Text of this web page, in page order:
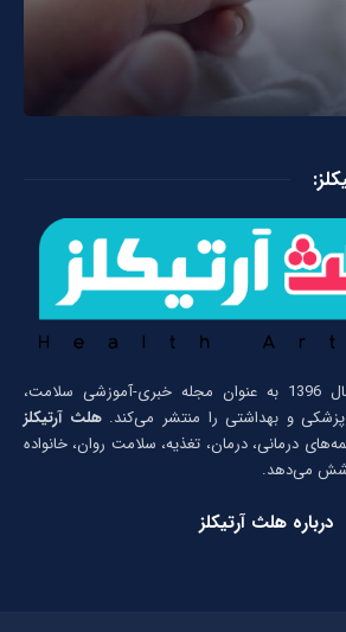
از سال 1396 به عنوان مجله خبری-آموزشی سلامت،
پزشکی و بهداشتی را منتشر می‌کند.هلث آرتیکلز
درمانی، درمان، تغذیه، سلامت روان، خانواده
می‌دهد.
درباره هلث آرتیکلز